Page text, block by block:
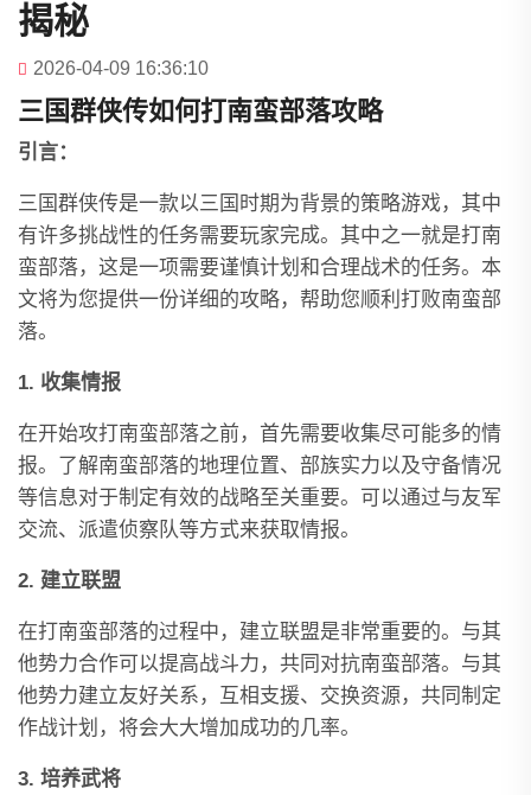
揭秘
2026-04-09 16:36:10
三国群侠传如何打南蛮部落攻略
引言：
三国群侠传是一款以三国时期为背景的策略游戏，其中
有许多挑战性的任务需要玩家完成。其中之一就是打南
蛮部落，这是一项需要谨慎计划和合理战术的任务。本
文将为您提供一份详细的攻略，帮助您顺利打败南蛮部
落。
1. 收集情报
在开始攻打南蛮部落之前，首先需要收集尽可能多的情
报。了解南蛮部落的地理位置、部族实力以及守备情况
等信息对于制定有效的战略至关重要。可以通过与友军
交流、派遣侦察队等方式来获取情报。
2. 建立联盟
在打南蛮部落的过程中，建立联盟是非常重要的。与其
他势力合作可以提高战斗力，共同对抗南蛮部落。与其
他势力建立友好关系，互相支援、交换资源，共同制定
作战计划，将会大大增加成功的几率。
3. 培养武将